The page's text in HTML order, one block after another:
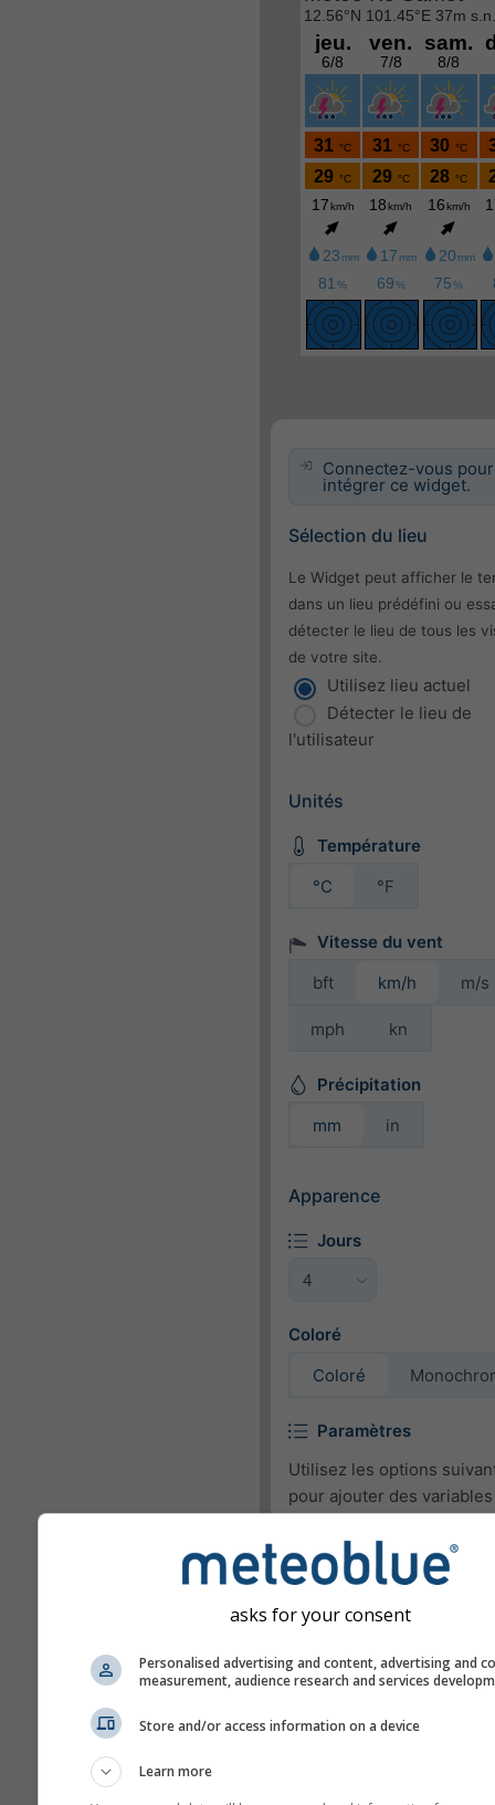
Connectez-vous pour
intégrer ce widget.
Sélection du lieu
Le Widget peut afficher le
dans un lieu prédéfini ou
détecter le lieu de tous les
de votre site.
Utilisez lieu actuel
Détecter le lieu de
l'utilisateur
Unités
Température
°C
°F
Vitesse du vent
bft
km/h m/s
mph kn
Précipitation
mm
in
Apparence
Jours
Coloré
Coloré
Paramètres
Utilisez les options
pour ajouter des variables
ou les supprimer.
Température (min.)
asks for your consent
Personalised advertising and content, advertising and
measurement, audience research and services
Store and/or access information on a device
Learn more